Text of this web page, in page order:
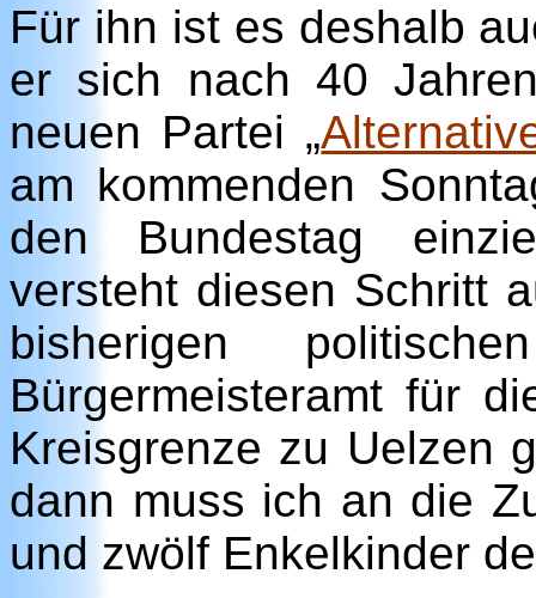
Für ihn ist es deshalb
er sich nach 40
neuen Partei „
am kommenden
den Bundestag
versteht diesen Schritt
bisherigen
Bürgermeisteramt für
Kreisgrenze zu Uelzen
dann muss ich an die
und zwölf Enkelkinder